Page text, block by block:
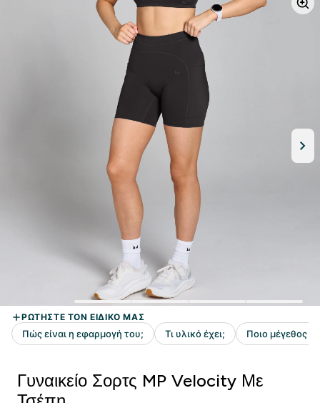
Γυναικείο Σορτς MP Velocity Με